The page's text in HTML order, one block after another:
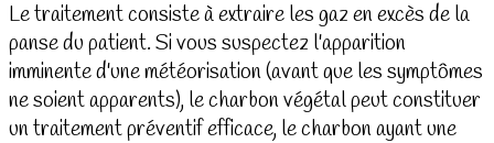
Le traitement consiste à extraire les gaz en excès de la
panse du patient. Si vous suspectez l'apparition
imminente d'une météorisation (avant que les symptômes
ne soient apparents), le charbon végétal peut constituer
un traitement préventif efficace, le charbon ayant une